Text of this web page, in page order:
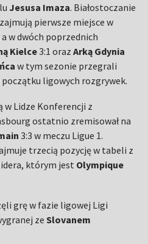
Jesusa Imaza. Białostoczanie
pierwsze miejsce w
a w dwóch poprzednich
Kielce3:1 orazArką Gdynia
w tym sezonie przegrali
ligowych rozgrywek.
w Lidze Konferencji z
ostatnio zremisował na
3:3 w meczu Ligue 1.
trzecią pozycję w tabeli z
którym jest Olympique
grę w fazie ligowej Ligi
zeSlovanem